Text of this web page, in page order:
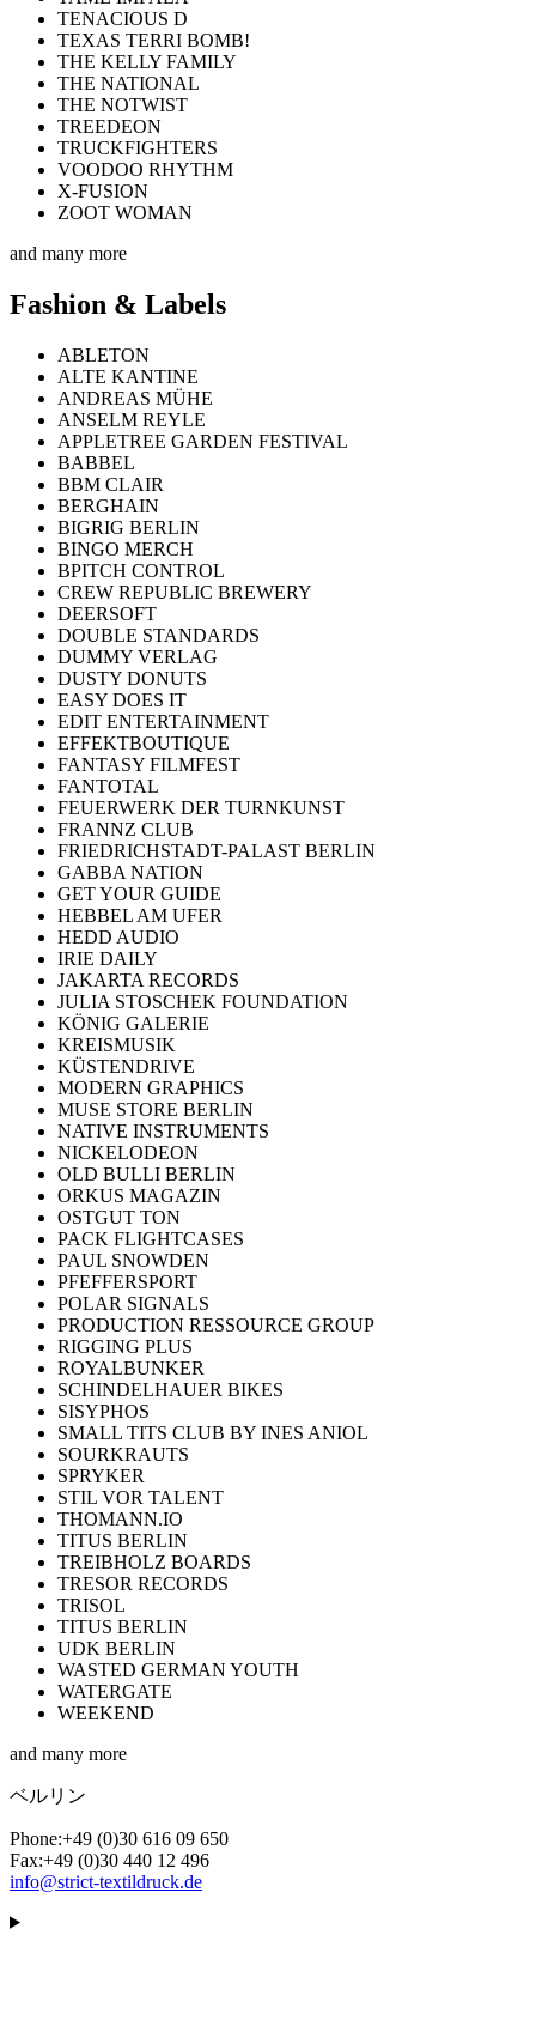
TENACIOUS D
TEXAS TERRI BOMB!
THE KELLY FAMILY
THE NATIONAL
THE NOTWIST
TREEDEON
TRUCKFIGHTERS
VOODOO RHYTHM
X-FUSION
ZOOT WOMAN
and many more
Fashion & Labels
ABLETON
ALTE KANTINE
ANDREAS MÜHE
ANSELM REYLE
APPLETREE GARDEN FESTIVAL
BABBEL
BBM CLAIR
BERGHAIN
BIGRIG BERLIN
BINGO MERCH
BPITCH CONTROL
CREW REPUBLIC BREWERY
DEERSOFT
DOUBLE STANDARDS
DUMMY VERLAG
DUSTY DONUTS
EASY DOES IT
EDIT ENTERTAINMENT
EFFEKTBOUTIQUE
FANTASY FILMFEST
FANTOTAL
FEUERWERK DER TURNKUNST
FRANNZ CLUB
FRIEDRICHSTADT-PALAST BERLIN
GABBA NATION
GET YOUR GUIDE
HEBBEL AM UFER
HEDD AUDIO
IRIE DAILY
JAKARTA RECORDS
JULIA STOSCHEK FOUNDATION
KÖNIG GALERIE
KREISMUSIK
KÜSTENDRIVE
MODERN GRAPHICS
MUSE STORE BERLIN
NATIVE INSTRUMENTS
NICKELODEON
OLD BULLI BERLIN
ORKUS MAGAZIN
OSTGUT TON
PACK FLIGHTCASES
PAUL SNOWDEN
PFEFFERSPORT
POLAR SIGNALS
PRODUCTION RESSOURCE GROUP
RIGGING PLUS
ROYALBUNKER
SCHINDELHAUER BIKES
SISYPHOS
SMALL TITS CLUB BY INES ANIOL
SOURKRAUTS
SPRYKER
STIL VOR TALENT
THOMANN.IO
TITUS BERLIN
TREIBHOLZ BOARDS
TRESOR RECORDS
TRISOL
TITUS BERLIN
UDK BERLIN
WASTED GERMAN YOUTH
WATERGATE
WEEKEND
and many more
ベルリン
Phone:+49 (0)30 616 09 650
Fax:+49 (0)30 440 12 496
info@strict-textildruck.de